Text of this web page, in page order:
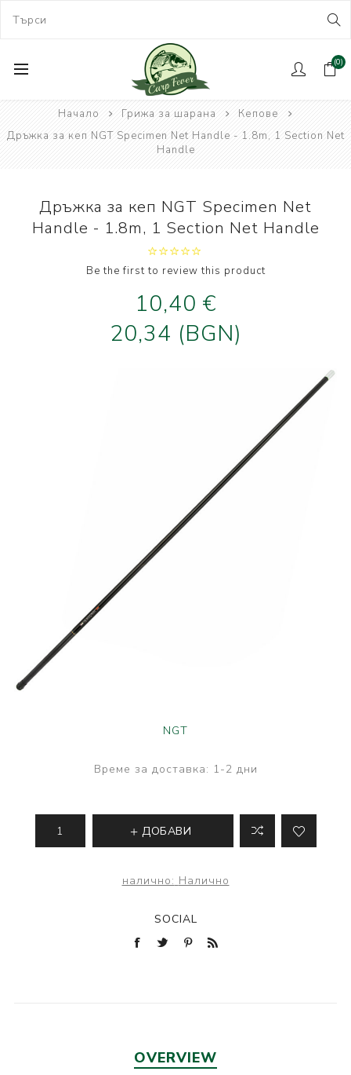
(0)
Начало Грижа за шарана
Кепове
Дръжка за кеп NGT Specimen Net Handle - 1.8m, 1 Section Net
Handle
Дръжка за кеп NGT Specimen Net
Handle - 1.8m, 1 Section Net Handle
Be the first to review this product
10,40 €
20,34 (BGN)
NGT
Време за доставка: 1-2 дни
ДОБАВИ
налично: Налично
SOCIAL
OVERVIEW